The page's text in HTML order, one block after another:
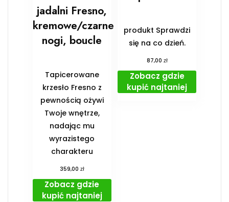
jadalni Fresno,
kremowe/czarne
nogi, boucle
Tapicerowane
krzesło Fresno z
pewnością ożywi
Twoje wnętrze,
nadając mu
wyrazistego
charakteru
359,00 zł
Zobacz gdzie
kupić najtaniej
produkt Sprawdzi
się na co dzień.
87,00 zł
Zobacz gdzie
kupić najtaniej